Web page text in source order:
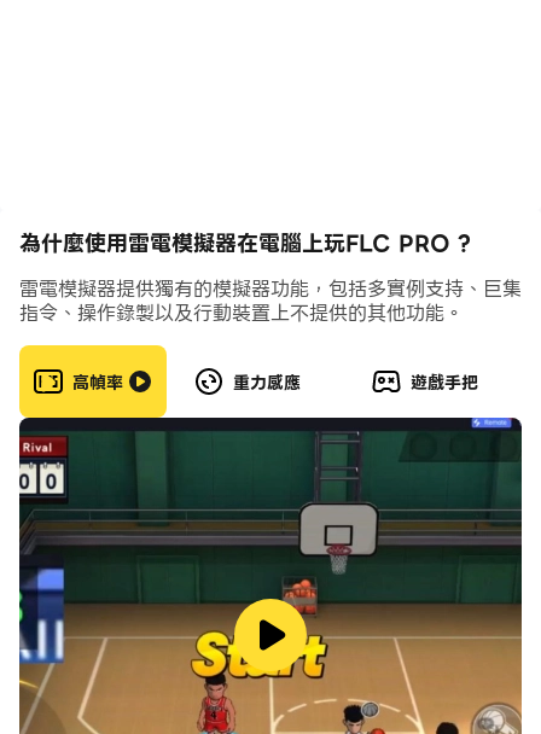
為什麼使用雷電模擬器在電腦上玩FLC PRO ?
雷電模擬器提供獨有的模擬器功能，包括多實例支持、巨集
指令、操作錄製以及行動裝置上不提供的其他功能。
高幀率 重力感應 遊戲手把